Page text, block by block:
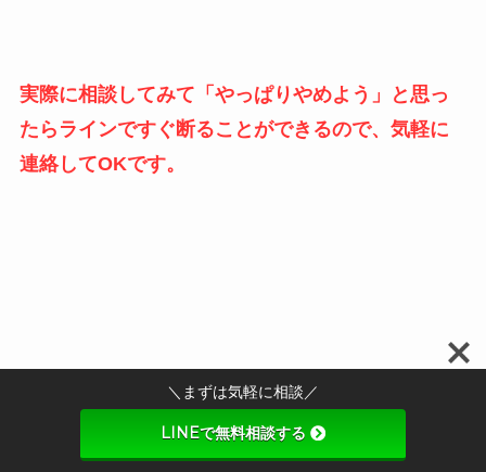
実際に相談してみて「やっぱりやめよう」と思っ
たらラインですぐ断ることができるので、気軽に
連絡してOKです。
＼まずは気軽に相談／
LINEで無料相談する